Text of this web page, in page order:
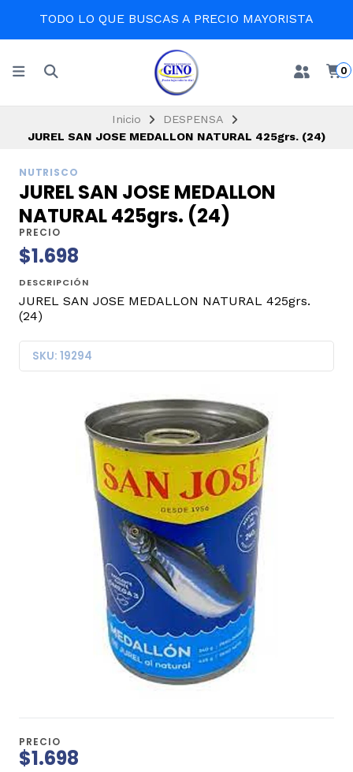
TODO LO QUE BUSCAS A PRECIO MAYORISTA
0
Inicio
DESPENSA
JUREL SAN JOSE MEDALLON NATURAL 425grs. (24)
NUTRISCO
JUREL SAN JOSE MEDALLON
NATURAL 425grs. (24)
PRECIO
$1.698
DESCRIPCIÓN
JUREL SAN JOSE MEDALLON NATURAL 425grs.
(24)
SKU: 19294
PRECIO
$1.698